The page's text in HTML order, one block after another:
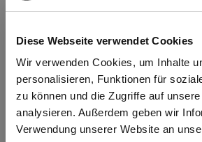
Diese Webseite verwendet Cookies
Wir verwenden Cookies, um Inhalte
personalisieren, Funktionen für
zu können und die Zugriffe auf
analysieren. Außerdem geben wir
Verwendung unserer Website an
Oops!